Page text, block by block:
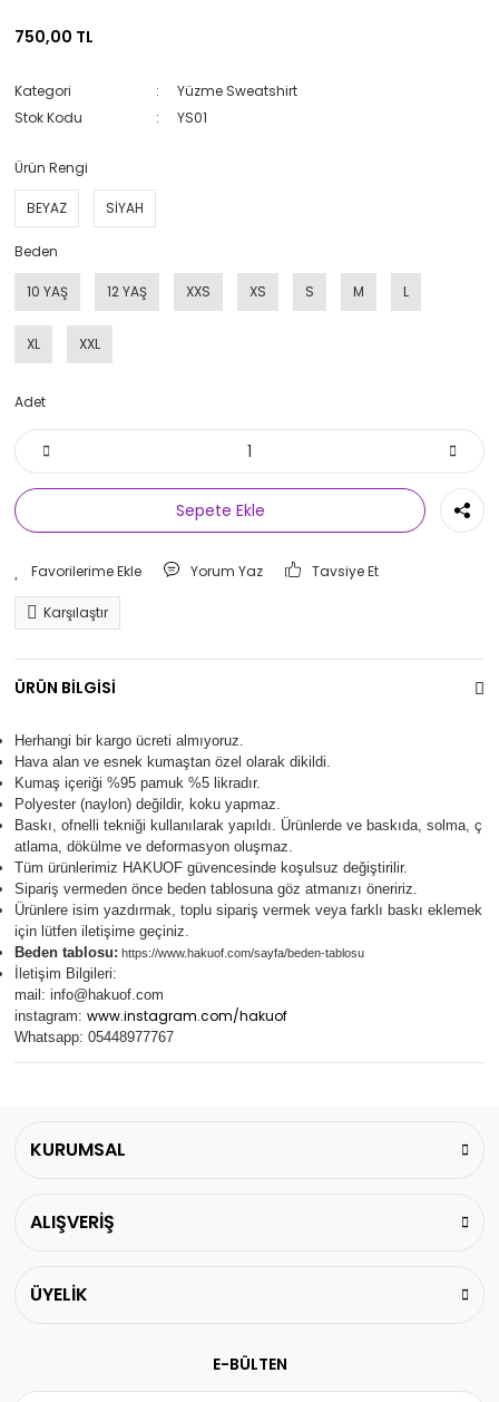
750,00 TL
Kategori
Yüzme Sweatshirt
Stok Kodu
YS01
Ürün Rengi
BEYAZ SİYAH
Beden
10 YAŞ 12 YAŞ XXS XS S M L
XL XXL
Adet
Sepete Ekle
Yorum Yaz Tavsiye Et
Karşılaştır
ÜRÜN BİLGİSİ
Herhangi bir kargo ücreti almıyoruz.
Hava alan ve esnek kumaştan özel olarak dikildi.
Kumaş içeriği %95 pamuk %5 likradır.
Polyester (naylon) değildir, koku yapmaz.
Baskı, ofnelli tekniği kullanılarak yapıldı. Ürünlerde ve baskıda, solma, ç
atlama, dökülme ve deformasyon oluşmaz.
Tüm ürünlerimiz HAKUOF güvencesinde koşulsuz değiştirilir.
Sipariş vermeden önce beden tablosuna göz atmanızı öneririz.
Ürünlere isim yazdırmak, toplu sipariş vermek veya farklı baskı eklemek
için lütfen iletişime geçiniz.
Beden tablosu: https://www.hakuof.com/sayfa/beden-tablosu
İletişim Bilgileri:
mail: info@hakuof.com
instagram: www.instagram.com/hakuof
Whatsapp: 05448977767
KURUMSAL
ALIŞVERİŞ
ÜYELİK
E-BÜLTEN